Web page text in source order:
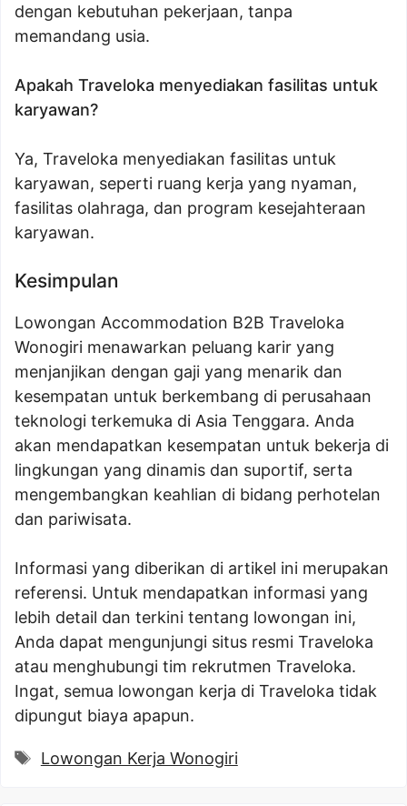
dengan kebutuhan pekerjaan, tanpa
memandang usia.
Apakah Traveloka menyediakan fasilitas untuk
karyawan?
Ya, Traveloka menyediakan fasilitas untuk
karyawan, seperti ruang kerja yang nyaman,
fasilitas olahraga, dan program kesejahteraan
karyawan.
Kesimpulan
Lowongan Accommodation B2B Traveloka
Wonogiri menawarkan peluang karir yang
menjanjikan dengan gaji yang menarik dan
kesempatan untuk berkembang di perusahaan
teknologi terkemuka di Asia Tenggara. Anda
akan mendapatkan kesempatan untuk bekerja di
lingkungan yang dinamis dan suportif, serta
mengembangkan keahlian di bidang perhotelan
dan pariwisata.
Informasi yang diberikan di artikel ini merupakan
referensi. Untuk mendapatkan informasi yang
lebih detail dan terkini tentang lowongan ini,
Anda dapat mengunjungi situs resmi Traveloka
atau menghubungi tim rekrutmen Traveloka.
Ingat, semua lowongan kerja di Traveloka tidak
dipungut biaya apapun.
Tags
Lowongan Kerja Wonogiri